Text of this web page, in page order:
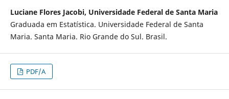
Luciane Flores Jacobi, Universidade Federal de Santa Maria
Graduada em Estatística. Universidade Federal de Santa
Maria. Santa Maria. Rio Grande do Sul. Brasil.
PDF/A